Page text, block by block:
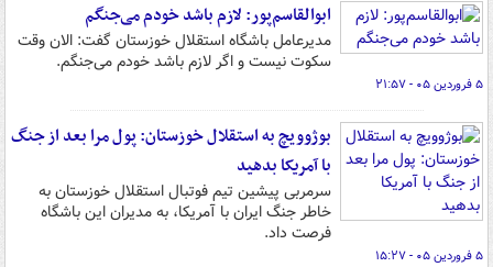
ابوالقاسم‌پور: لازم باشد خودم می‌جنگم
مدیرعامل باشگاه استقلال خوزستان گفت: الان وقت
سکوت نیست و اگر لازم باشد خودم می‌جنگم.
۵ فروردین ۰۵ - ۲۱:۵۷
بوژوویچ به استقلال خوزستان: پول مرا بعد از جنگ
با آمریکا بدهید
سرمربی پیشین تیم فوتبال استقلال خوزستان به
خاطر جنگ ایران با آمریکا، به مدیران این باشگاه
فرصت داد.
۵ فروردین ۰۵ - ۱۵:۲۷